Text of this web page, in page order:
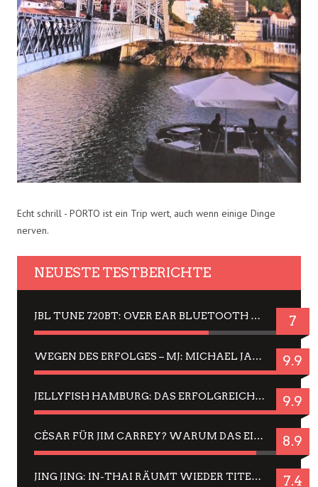
Echt schrill - PORTO ist ein Trip wert, auch wenn einige Dinge
nerven.
NEUESTE TESTBERICHTE
JBL TUNE 720BT: OVER EAR BLUETOOTH KOPFHÖRER UM DIE 50,-€ IM DAUER-TEST 7
WEGEN DES ERFOLGES – MJ: MICHAEL JACKSON MUSICAL IN EINER MATINEE SEHEN 9.9
JELLYFISH HAMBURG: DAS ERFOLGREICHE SOMMER-MENÜ 2025 IN GEFÜHLEN UND BILDERN 9.9
CÉSAR FÜR JIM CARREY? WARUM DAS EINER DER NERVIGSTEN ACTORS IST UND BLEIBT 8.9
JING JING: IN-THAI RÄUMT WIEDER TITEL AB – EIN ZWEI-STUNDEN-ERLEBNISBERICHT 7.4